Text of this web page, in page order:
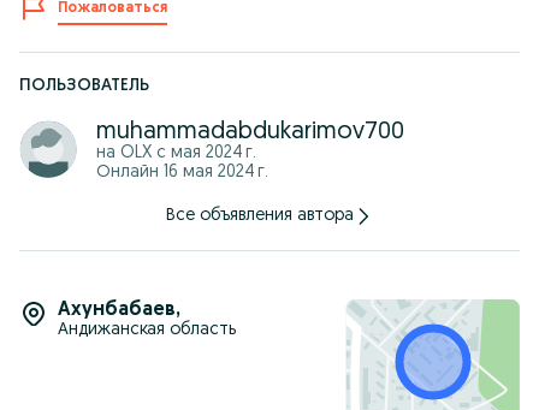
Пожаловаться
ПОЛЬЗОВАТЕЛЬ
muhammadabdukarimov700
на OLX с мая 2024 г.
Онлайн 16 мая 2024 г.
Все объявления автора
Ахунбабаев,
Андижанская область